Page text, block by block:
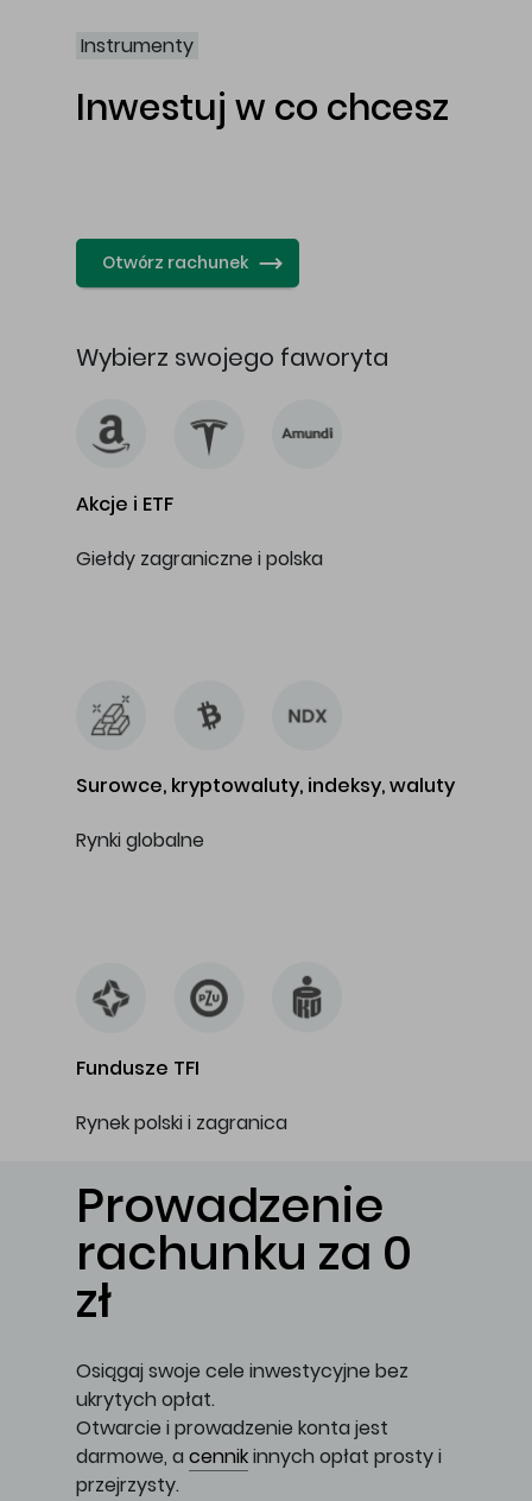
Instrumenty
Inwestuj w co chcesz
Otwórz rachunek
Wybierz swojego faworyta
Akcje i ETF
Giełdy zagraniczne i polska
Surowce, kryptowaluty, indeksy, waluty
Rynki globalne
Fundusze TFI
Rynek polski i zagranica
Prowadzenie
rachunku za 0
zł
Osiągaj swoje cele inwestycyjne bez
ukrytych opłat.
Otwarcie i prowadzenie konta jest
darmowe, a cennikinnych opłat prosty i
przejrzysty.